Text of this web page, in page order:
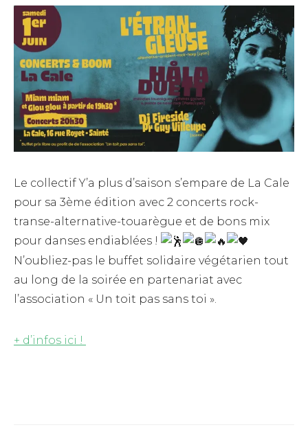
Le collectif Y’a plus d’saison s’empare de La Cale
pour sa 3ème édition avec 2 concerts rock-
transe-alternative-touarègue et de bons mix
pour danses endiablées !
N’oubliez-pas le buffet solidaire végétarien tout
au long de la soirée en partenariat avec
l’association « Un toit pas sans toi ».
+ d’infos ici !